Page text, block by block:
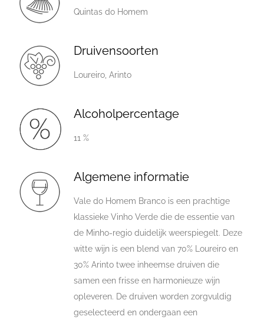
Quintas do Homem
Druivensoorten
Loureiro, Arinto
Alcoholpercentage
11 %
Algemene informatie
Vale do Homem Branco is een prachtige
klassieke Vinho Verde die de essentie van
de Minho-regio duidelijk weerspiegelt. Deze
witte wijn is een blend van 70% Loureiro en
30% Arinto twee inheemse druiven die
samen een frisse en harmonieuze wijn
opleveren. De druiven worden zorgvuldig
geselecteerd en ondergaan een